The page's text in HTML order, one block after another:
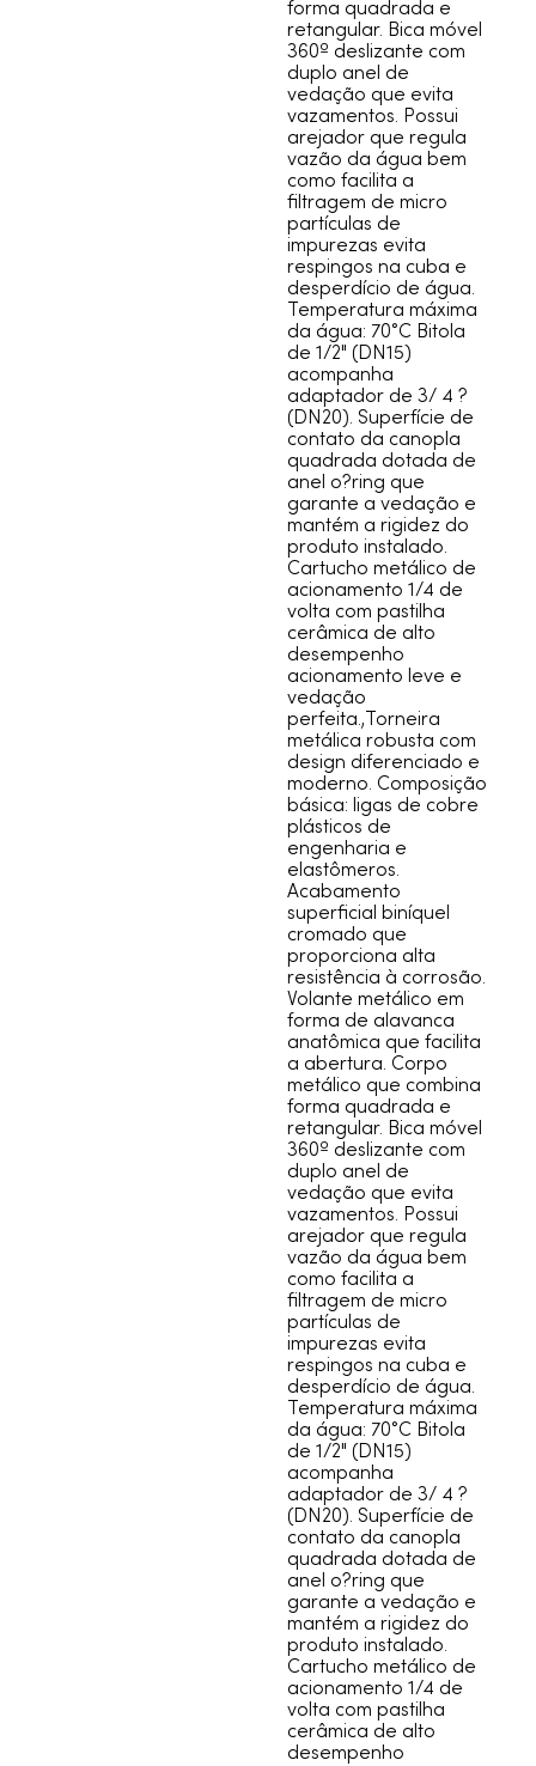
forma quadrada e
retangular. Bica móvel
360º deslizante com
duplo anel de
vedação que evita
vazamentos. Possui
arejador que regula
vazão da água bem
como facilita a
filtragem de micro
partículas de
impurezas evita
respingos na cuba e
desperdício de água.
Temperatura máxima
da água: 70°C Bitola
de 1/2" (DN15)
acompanha
adaptador de 3/ 4 ?
(DN20). Superfície de
contato da canopla
quadrada dotada de
anel o?ring que
garante a vedação e
mantém a rigidez do
produto instalado.
Cartucho metálico de
acionamento 1/4 de
volta com pastilha
cerâmica de alto
desempenho
acionamento leve e
vedação
perfeita.,Torneira
metálica robusta com
design diferenciado e
moderno. Composição
básica: ligas de cobre
plásticos de
engenharia e
elastômeros.
Acabamento
superficial biníquel
cromado que
proporciona alta
resistência à corrosão.
Volante metálico em
forma de alavanca
anatômica que facilita
a abertura. Corpo
metálico que combina
forma quadrada e
retangular. Bica móvel
360º deslizante com
duplo anel de
vedação que evita
vazamentos. Possui
arejador que regula
vazão da água bem
como facilita a
filtragem de micro
partículas de
impurezas evita
respingos na cuba e
desperdício de água.
Temperatura máxima
da água: 70°C Bitola
de 1/2" (DN15)
acompanha
adaptador de 3/ 4 ?
(DN20). Superfície de
contato da canopla
quadrada dotada de
anel o?ring que
garante a vedação e
mantém a rigidez do
produto instalado.
Cartucho metálico de
acionamento 1/4 de
volta com pastilha
cerâmica de alto
desempenho